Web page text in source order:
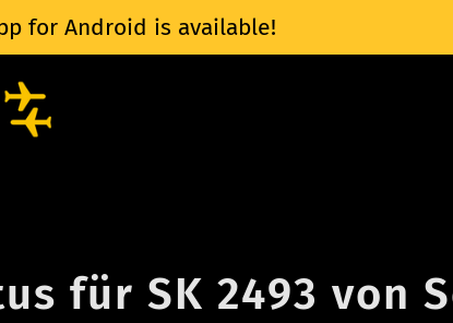
for Android is available!
für SK 2493 von